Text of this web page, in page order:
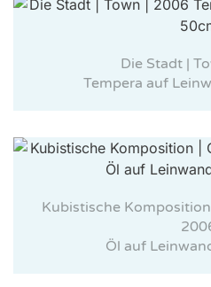
Die Stadt |
Tempera auf
Kubistische
Öl auf